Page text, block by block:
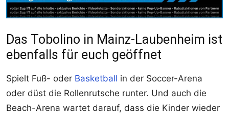
Das Tobolino in Mainz-Laubenheim ist
ebenfalls für euch geöffnet
Spielt Fuß- oder Basketball in der Soccer-Arena
oder düst die Rollenrutsche runter. Und auch die
Beach-Arena wartet darauf, dass die Kinder wieder